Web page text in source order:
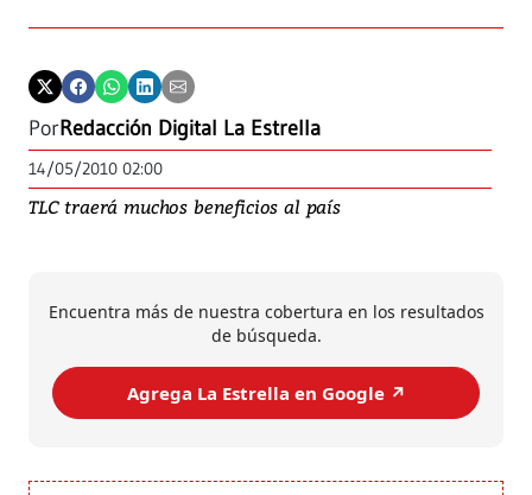
PorRedacción Digital La Estrella
14/05/2010 02:00
TLC traerá muchos beneficios al país
Encuentra más de nuestra cobertura en los resultados
de búsqueda.
Agrega La Estrella en Google ↗️